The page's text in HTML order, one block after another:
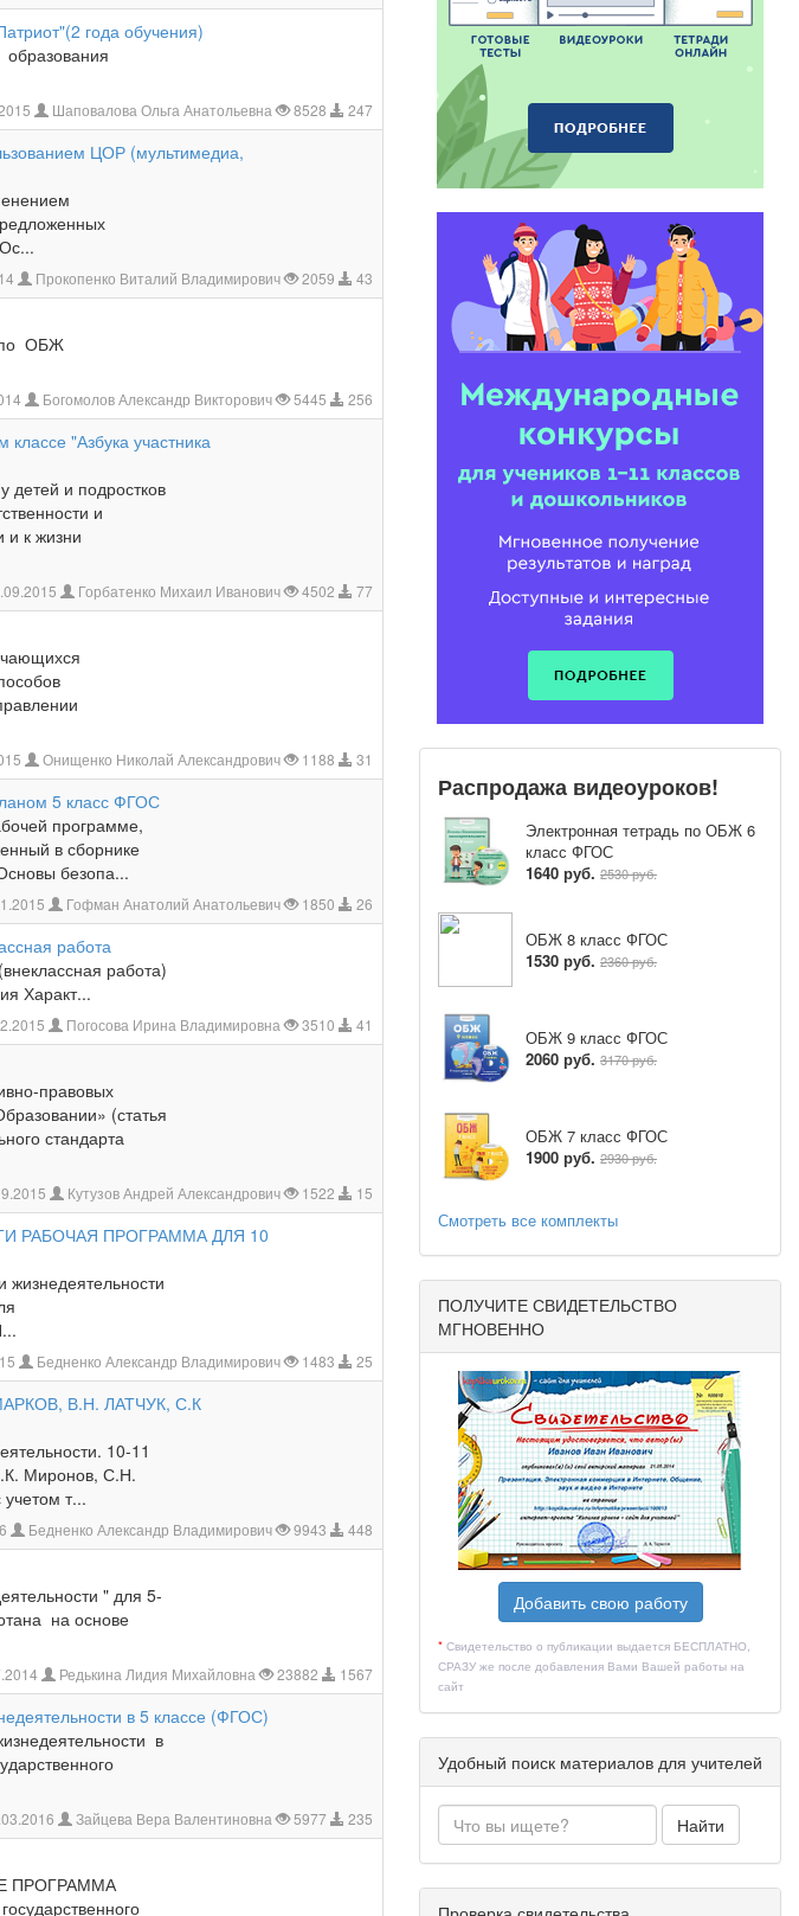
года обучения)
Шаповалова Ольга Анатольевна 8528 247
ЦОР (мультимедиа,
Прокопенко Виталий Владимирович 2059 43
по ОБЖ
Богомолов Александр Викторович 5445 256
"Азбука участника
и подростков
и
и к жизни
Горбатенко Михаил Иванович 4502 77
Онищенко Николай Александрович 1188 31
5 класс ФГОС
программе,
в сборнике
безопа...
Гофман Анатолий Анатольевич 1850 26
работа
работа)
Характ...
Погосова Ирина Владимировна 3510 41
правовых
(статья
стандарта
Кутузов Андрей Александрович 1522 15
РАБОЧАЯ ПРОГРАММА ДЛЯ 10
Бедненко Александр Владимирович 1483 25
В.Н. ЛАТЧУК, С.К
10-11
Миронов, С.Н.
т...
Бедненко Александр Владимирович 9943 448
" для 5-
на основе
Редькина Лидия Михайловна 23882 1567
в 5 классе (ФГОС)
в
Зайцева Вера Валентиновна 5977 235
ПРОГРАММА
Распродажа видеоуроков!
Электронная тетрадь по ОБЖ 6
класс ФГОС
1640 руб. 2530 руб.
ОБЖ 8 класс ФГОС
1530 руб. 2360 руб.
ОБЖ 9 класс ФГОС
2060 руб. 3170 руб.
ОБЖ 7 класс ФГОС
1900 руб. 2930 руб.
Смотреть все комплекты
ПОЛУЧИТЕ СВИДЕТЕЛЬСТВО
МГНОВЕННО
Добавить свою работу
* Свидетельство о публикации выдается БЕСПЛАТНО,
СРАЗУ же после добавления Вами Вашей работы на
сайт
Удобный поиск материалов для учителей
Найти